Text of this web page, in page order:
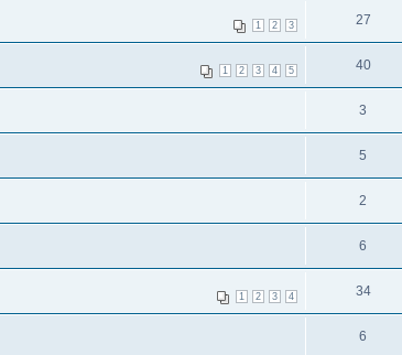
1 2 3 27
1 2 3 4 5 40
3
5
2
6
1 2 3 4 34
6